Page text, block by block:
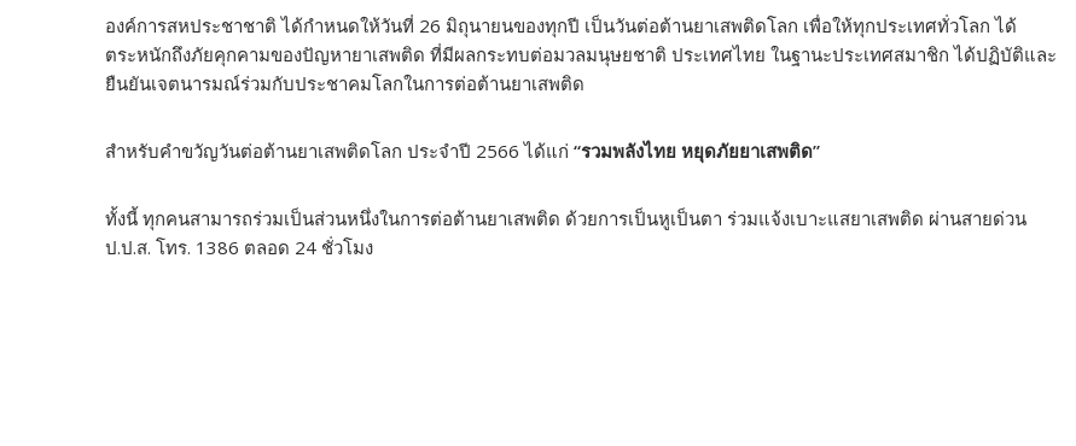
องค์การสหประชาชาติ ได้กำหนดให้วันที่ 26 มิถุนายนของทุกปี เป็นวันต่อต้านยาเสพติดโลก เพื่อให้ทุกประเทศทั่วโลก ได้
ตระหนักถึงภัยคุกคามของปัญหายาเสพติด ที่มีผลกระทบต่อมวลมนุษยชาติ ประเทศไทย ในฐานะประเทศสมาชิก ได้ปฏิบัติและ
ยืนยันเจตนารมณ์ร่วมกับประชาคมโลกในการต่อต้านยาเสพติด
สำหรับคำขวัญวันต่อต้านยาเสพติดโลก ประจำปี 2566 ได้แก่ “รวมพลังไทย หยุดภัยยาเสพติด”
ทั้งนี้ ทุกคนสามารถร่วมเป็นส่วนหนึ่งในการต่อต้านยาเสพติด ด้วยการเป็นหูเป็นตา ร่วมแจ้งเบาะแสยาเสพติด ผ่านสายด่วน
ป.ป.ส. โทร. 1386 ตลอด 24 ชั่วโมง